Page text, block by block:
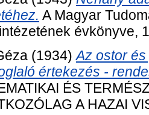
A Magyar
évkönyve,
(1934)Az ostor
értekezés -
ÉS
A HAZAI